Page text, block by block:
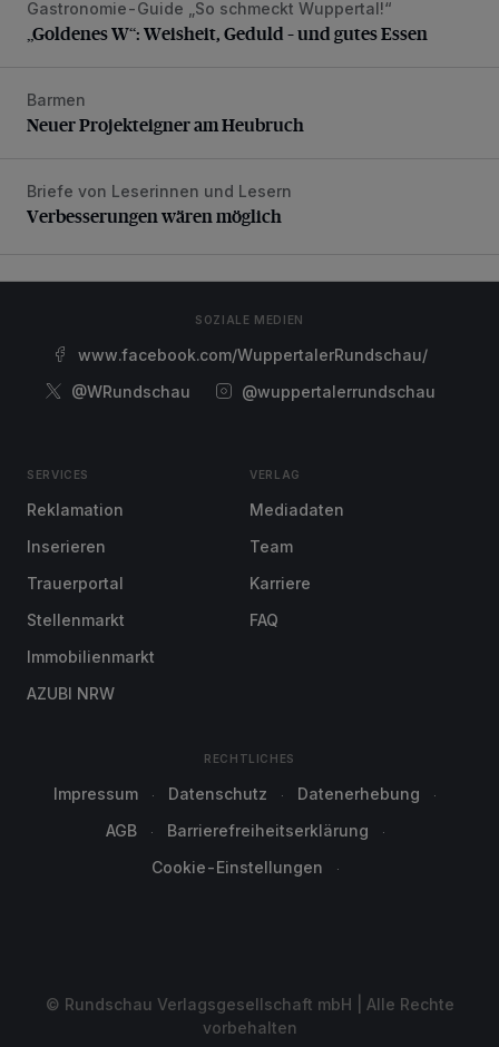
„Goldenes W“: Weisheit, Geduld – und gutes Essen
Gastronomie-Guide „So schmeckt Wuppertal!“
„Goldenes W“: Weisheit, Geduld – und gutes Essen
Neuer Projekteigner am Heubruch
Barmen
Neuer Projekteigner am Heubruch
Verbesserungen wären möglich
Briefe von Leserinnen und Lesern
Verbesserungen wären möglich
SOZIALE MEDIEN
www.facebook.com/WuppertalerRundschau/
@WRundschau
@wuppertalerrundschau
SERVICES
Reklamation
Inserieren
Trauerportal
Stellenmarkt
Immobilienmarkt
AZUBI NRW
VERLAG
Mediadaten
Team
Karriere
FAQ
RECHTLICHES
Impressum Datenschutz
Datenerhebung
AGB
Barrierefreiheitserklärung
Cookie-Einstellungen
© Rundschau Verlagsgesellschaft mbH | Alle Rechte
vorbehalten